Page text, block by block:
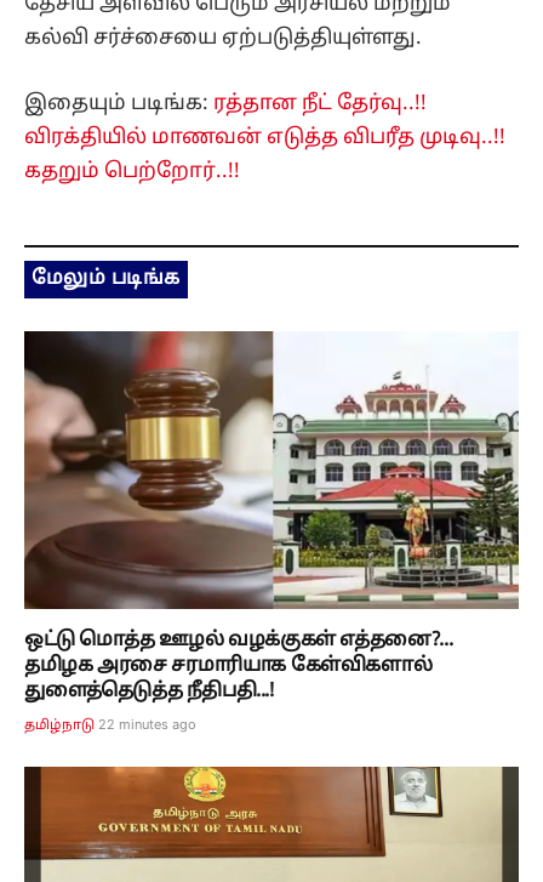
கல்வி சர்ச்சையை ஏற்படுத்தியுள்ளது.
இதையும் படிங்க: ரத்தான நீட் தேர்வு..!!
விரக்தியில் மாணவன் எடுத்த விபரீத முடிவு..!!
கதறும் பெற்றோர்..!!
மேலும் படிங்க
ஒட்டு மொத்த ஊழல் வழக்குகள் எத்தனை?...
தமிழக அரசை சரமாரியாக கேள்விகளால்
துளைத்தெடுத்த நீதிபதி...!
தமிழ்நாடு 22 minutes ago